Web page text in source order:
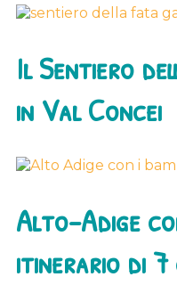
Il Sentiero
in Val Concei
Alto-Adige
itinerario di 7